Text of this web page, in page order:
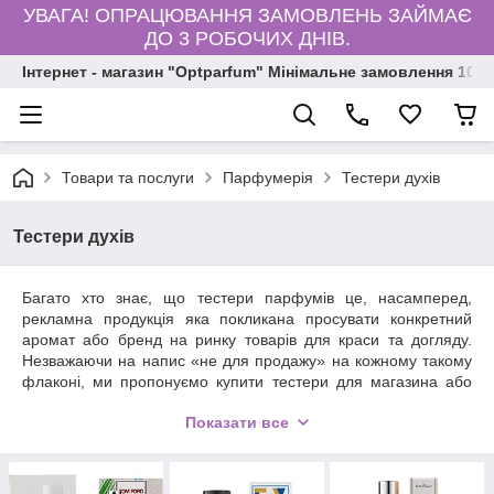
УВАГА! ОПРАЦЮВАННЯ ЗАМОВЛЕНЬ ЗАЙМАЄ
ДО 3 РОБОЧИХ ДНІВ.
Інтернет - магазин "Optparfum" Мінімальне замовлення
Товари та послуги Парфумерія Тестери духів
Тестери духів
Багато хто знає, що тестери парфумів це, насамперед,
рекламна продукція яка покликана просувати конкретний
аромат або бренд на ринку товарів для краси та догляду.
Незважаючи на напис «не для продажу» на кожному такому
флаконі, ми пропонуємо купити тестери для магазина або
В сфері де зовнішній вигляд, дизайн флакону та упаковки
головному – якості продукту, а не його оформленні. Саме
Показати все